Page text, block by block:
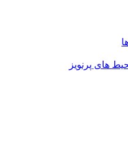
های پرنویز